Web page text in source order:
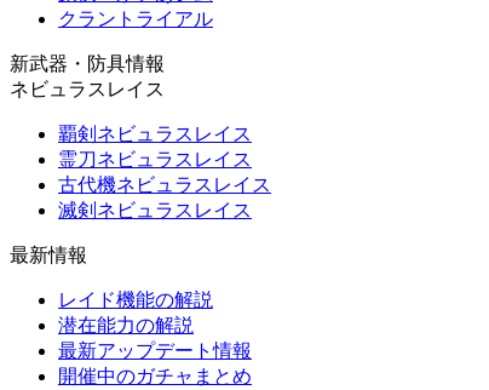
クラントライアル
新武器・防具情報
ネビュラスレイス
覇剣ネビュラスレイス
霊刀ネビュラスレイス
古代機ネビュラスレイス
滅剣ネビュラスレイス
最新情報
レイド機能の解説
潜在能力の解説
最新アップデート情報
開催中のガチャまとめ